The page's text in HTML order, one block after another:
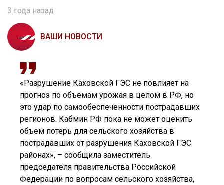
3 года назад
ВАШИ НОВОСТИ
«Разрушение Каховской ГЭС не повлияет на
прогноз по объемам урожая в целом в РФ, но
это удар по самообеспеченности пострадавших
регионов. Кабмин РФ пока не может оценить
объем потерь для сельского хозяйства в
пострадавших от разрушения Каховской ГЭС
районах», – сообщила заместитель
председателя правительства Российской
Федерации по вопросам сельского хозяйства,